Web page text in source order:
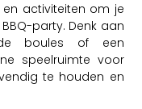
activiteiten om je
party. Denk aan
boules of een
speelruimte voor
te houden en